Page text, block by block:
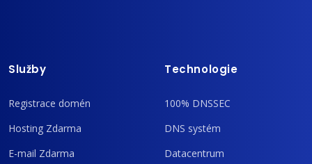
Služby
Registrace domén
Hosting Zdarma
E-mail Zdarma
Technologie
100% DNSSEC
DNS systém
Datacentrum